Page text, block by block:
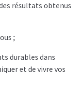
résultats obtenus
;
durables dans
et de vivre vos